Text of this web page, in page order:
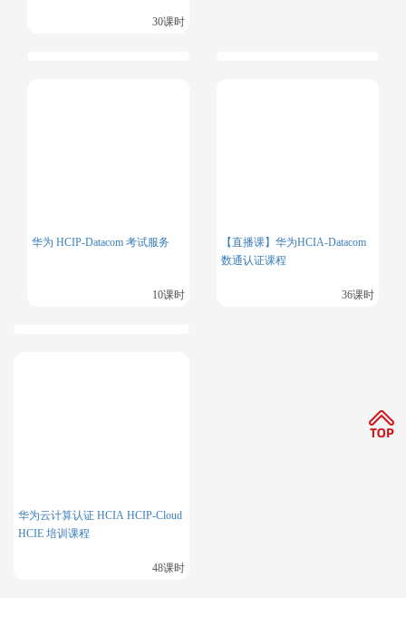
30课时
华为 HCIP-Datacom 考试服务
10课时
【直播课】华为HCIA-Datacom
数通认证课程
36课时
华为云计算认证 HCIA HCIP-Cloud
HCIE 培训课程
48课时